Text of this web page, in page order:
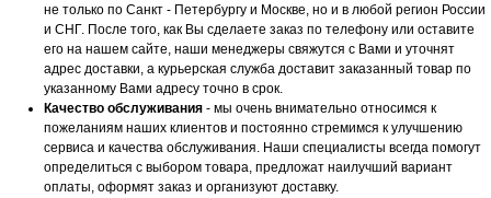
не только по Санкт - Петербургу и Москве, но и в любой регион России
и СНГ. После того, как Вы сделаете заказ по телефону или оставите
его на нашем сайте, наши менеджеры свяжутся с Вами и уточнят
адрес доставки, а курьерская служба доставит заказанный товар по
указанному Вами адресу точно в срок.
Качество обслуживания - мы очень внимательно относимся к
пожеланиям наших клиентов и постоянно стремимся к улучшению
сервиса и качества обслуживания. Наши специалисты всегда помогут
определиться с выбором товара, предложат наилучший вариант
оплаты, оформят заказ и организуют доставку.